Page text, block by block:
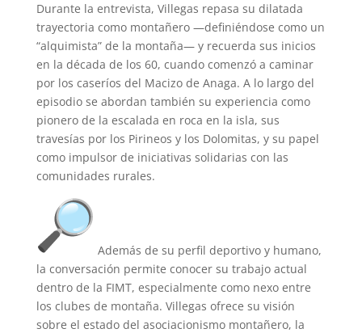
Durante la entrevista, Villegas repasa su dilatada
trayectoria como montañero —definiéndose como un
“alquimista” de la montaña— y recuerda sus inicios
en la década de los 60, cuando comenzó a caminar
por los caseríos del Macizo de Anaga. A lo largo del
episodio se abordan también su experiencia como
pionero de la escalada en roca en la isla, sus
travesías por los Pirineos y los Dolomitas, y su papel
como impulsor de iniciativas solidarias con las
comunidades rurales.
Además de su perfil deportivo y humano,
la conversación permite conocer su trabajo actual
dentro de la FIMT, especialmente como nexo entre
los clubes de montaña. Villegas ofrece su visión
sobre el estado del asociacionismo montañero, la